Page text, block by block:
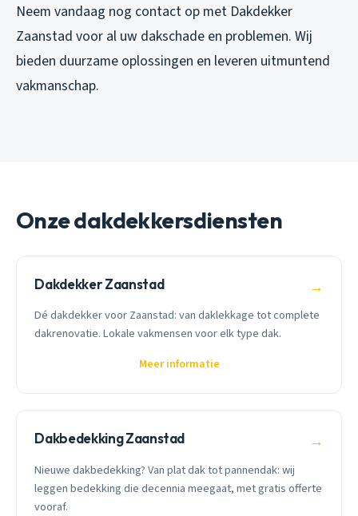
Neem vandaag nog contact op met Dakdekker
Zaanstad voor al uw dakschade en problemen. Wij
bieden duurzame oplossingen en leveren uitmuntend
vakmanschap.
Onze dakdekkersdiensten
Dakdekker Zaanstad →
Dé dakdekker voor Zaanstad: van daklekkage tot complete
dakrenovatie. Lokale vakmensen voor elk type dak.
Meer informatie
Dakbedekking Zaanstad →
Nieuwe dakbedekking? Van plat dak tot pannendak: wij
leggen bedekking die decennia meegaat, met gratis offerte
vooraf.